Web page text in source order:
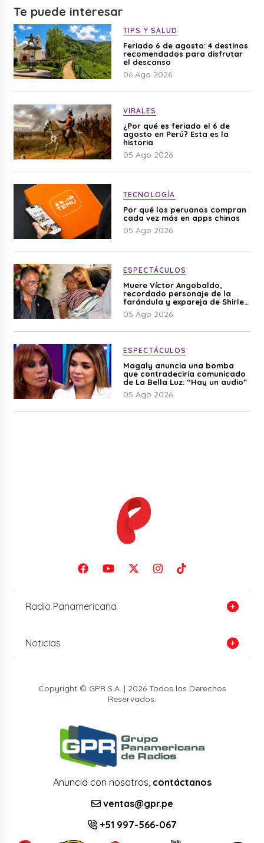
Te puede interesar
TIPS Y SALUD
Feriado 6 de agosto: 4 destinos
recomendados para disfrutar
el descanso
06 Ago 2026
VIRALES
¿Por qué es feriado el 6 de
agosto en Perú? Esta es la
historia
05 Ago 2026
TECNOLOGÍA
Por qué los peruanos compran
cada vez más en apps chinas
05 Ago 2026
ESPECTÁCULOS
Muere Víctor Angobaldo,
recordado personaje de la
farándula y expareja de Shirley
Cherres
05 Ago 2026
ESPECTÁCULOS
Magaly anuncia una bomba
que contradeciría comunicado
de La Bella Luz: “Hay un audio”
05 Ago 2026
Radio Panamericana
Noticias
Copyright © GPR S.A. | 2026 Todos los Derechos
Reservados.
Anuncia con nosotros, contáctanos
ventas@gpr.pe
+51 997-566-067